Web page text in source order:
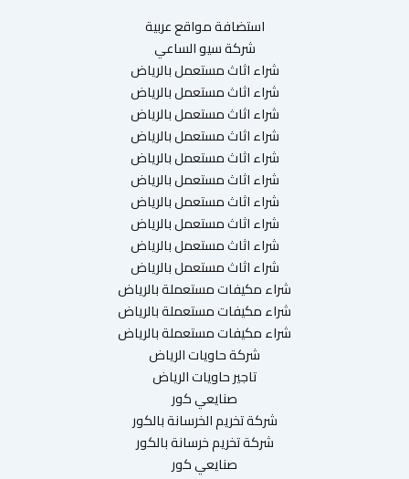
استضافة مواقع عربية
شركة سيو الساعي
شراء اثاث مستعمل بالرياض
شراء اثاث مستعمل بالرياض
شراء اثاث مستعمل بالرياض
شراء اثاث مستعمل بالرياض
شراء اثاث مستعمل بالرياض
شراء اثاث مستعمل بالرياض
شراء اثاث مستعمل بالرياض
شراء اثاث مستعمل بالرياض
شراء اثاث مستعمل بالرياض
شراء اثاث مستعمل بالرياض
شراء مكيفات مستعملة بالرياض
شراء مكيفات مستعملة بالرياض
شراء مكيفات مستعملة بالرياض
شركة حاويات الرياض
تاجير حاويات الرياض
صنايعي كور
شركة تخريم الخرسانة بالكور
شركة تخريم خرسانة بالكور
صنايعي كور